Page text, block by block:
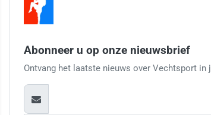
Abonneer u op onze nieuwsbrief
Ontvang het laatste nieuws over Vechtsport